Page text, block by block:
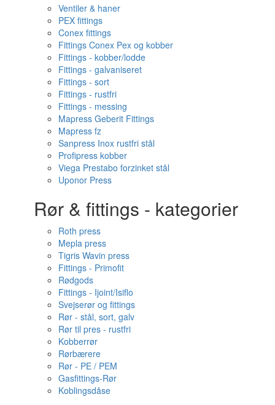
Ventiler & haner
PEX fittings
Conex fittings
Fittings Conex Pex og kobber
Fittings - kobber/lodde
Fittings - galvaniseret
Fittings - sort
Fittings - rustfri
Fittings - messing
Mapress Geberit Fittings
Mapress fz
Sanpress Inox rustfri stål
Profipress kobber
Viega Prestabo forzinket stål
Uponor Press
Rør & fittings - kategorier
Roth press
Mepla press
Tigris Wavin press
Fittings - Primofit
Rødgods
Fittings - Ijoint/Isiflo
Svejserør og fittings
Rør - stål, sort, galv
Rør til pres - rustfri
Kobberrør
Rørbærere
Rør - PE / PEM
Gasfittings-Rør
Koblingsdåse